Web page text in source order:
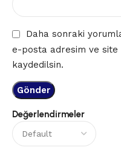
Değerlendirmeler
Daha sonraki
e-posta adresim ve site
kaydedilsin.